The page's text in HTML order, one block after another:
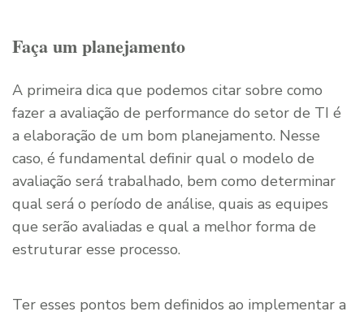
Faça um planejamento
A primeira dica que podemos citar sobre como
fazer a avaliação de performance do setor de TI é
a elaboração de um bom planejamento. Nesse
caso, é fundamental definir qual o modelo de
avaliação será trabalhado, bem como determinar
qual será o período de análise, quais as equipes
que serão avaliadas e qual a melhor forma de
estruturar esse processo.
Ter esses pontos bem definidos ao implementar a